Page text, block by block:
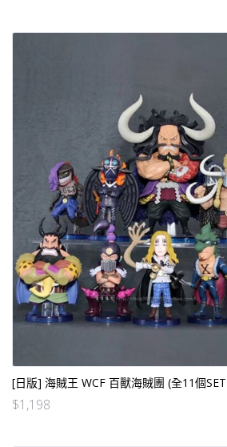
[日版] 海賊王 WCF 百獸海賊團 (全11個
$1,198